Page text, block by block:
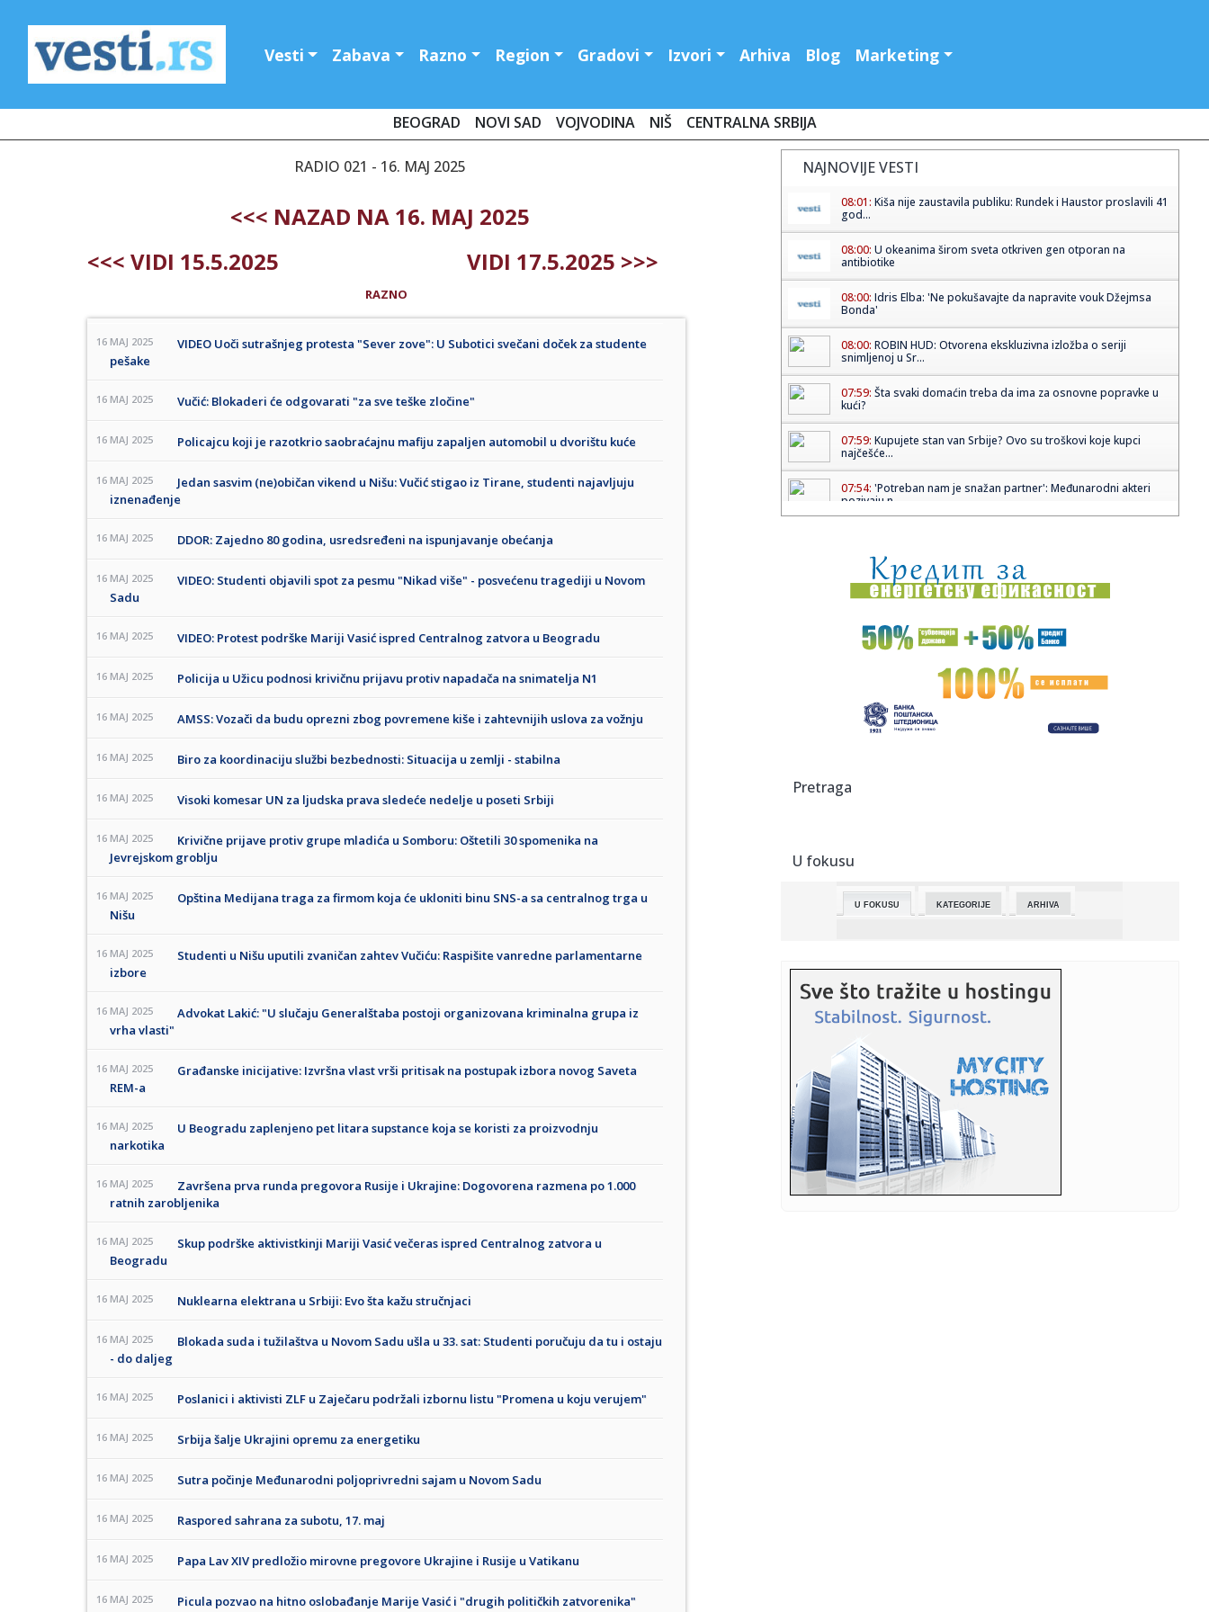
Vesti Zabava Razno Region Gradovi Izvori Arhiva Blog Marketing
BEOGRAD NOVI SAD VOJVODINA NIŠ CENTRALNA SRBIJA
RADIO 021 - 16. MAJ 2025
<<< NAZAD NA 16. MAJ 2025
<<< VIDI 15.5.2025
VIDI 17.5.2025 >>>
RAZNO
16 MAJ 2025
VIDEO Uoči sutrašnjeg protesta "Sever zove": U Subotici svečani doček za studente
pešake
16 MAJ 2025 Vučić: Blokaderi će odgovarati "za sve teške zločine"
16 MAJ 2025 Policajcu koji je razotkrio saobraćajnu mafiju zapaljen automobil u dvorištu kuće
16 MAJ 2025
Jedan sasvim (ne)običan vikend u Nišu: Vučić stigao iz Tirane, studenti najavljuju
iznenađenje
16 MAJ 2025 DDOR: Zajedno 80 godina, usredsređeni na ispunjavanje obećanja
16 MAJ 2025
VIDEO: Studenti objavili spot za pesmu "Nikad više" - posvećenu tragediji u Novom
Sadu
16 MAJ 2025 VIDEO: Protest podrške Mariji Vasić ispred Centralnog zatvora u Beogradu
16 MAJ 2025 Policija u Užicu podnosi krivičnu prijavu protiv napadača na snimatelja N1
16 MAJ 2025 AMSS: Vozači da budu oprezni zbog povremene kiše i zahtevnijih uslova za vožnju
16 MAJ 2025 Biro za koordinaciju službi bezbednosti: Situacija u zemlji - stabilna
16 MAJ 2025 Visoki komesar UN za ljudska prava sledeće nedelje u poseti Srbiji
16 MAJ 2025
Krivične prijave protiv grupe mladića u Somboru: Oštetili 30 spomenika na
Jevrejskom groblju
16 MAJ 2025
Opština Medijana traga za firmom koja će ukloniti binu SNS-a sa centralnog trga u
Nišu
16 MAJ 2025
Studenti u Nišu uputili zvaničan zahtev Vučiću: Raspišite vanredne parlamentarne
izbore
16 MAJ 2025
Advokat Lakić: "U slučaju Generalštaba postoji organizovana kriminalna grupa iz
vrha vlasti"
16 MAJ 2025
Građanske inicijative: Izvršna vlast vrši pritisak na postupak izbora novog Saveta
REM-a
16 MAJ 2025
U Beogradu zaplenjeno pet litara supstance koja se koristi za proizvodnju
narkotika
16 MAJ 2025
Završena prva runda pregovora Rusije i Ukrajine: Dogovorena razmena po 1.000
ratnih zarobljenika
16 MAJ 2025
Skup podrške aktivistkinji Mariji Vasić večeras ispred Centralnog zatvora u
Beogradu
16 MAJ 2025 Nuklearna elektrana u Srbiji: Evo šta kažu stručnjaci
16 MAJ 2025
Blokada suda i tužilaštva u Novom Sadu ušla u 33. sat: Studenti poručuju da tu i ostaju
- do daljeg
16 MAJ 2025 Poslanici i aktivisti ZLF u Zaječaru podržali izbornu listu "Promena u koju verujem"
16 MAJ 2025 Srbija šalje Ukrajini opremu za energetiku
16 MAJ 2025 Sutra počinje Međunarodni poljoprivredni sajam u Novom Sadu
16 MAJ 2025 Raspored sahrana za subotu, 17. maj
16 MAJ 2025 Papa Lav XIV predložio mirovne pregovore Ukrajine i Rusije u Vatikanu
16 MAJ 2025 Picula pozvao na hitno oslobađanje Marije Vasić i "drugih političkih zatvorenika"
NAJNOVIJE VESTI
08:01: Kiša nije zaustavila publiku: Rundek i Haustor proslavili 41
god...
08:00: U okeanima širom sveta otkriven gen otporan na
antibiotike
08:00: Idris Elba: 'Ne pokušavajte da napravite vouk Džejmsa
Bonda'
08:00: ROBIN HUD: Otvorena ekskluzivna izložba o seriji
snimljenoj u Sr...
07:59: Šta svaki domaćin treba da ima za osnovne popravke u
kući?
07:59: Kupujete stan van Srbije? Ovo su troškovi koje kupci
najčešće...
07:54: 'Potreban nam je snažan partner': Međunarodni akteri
pozivaju n...
07:42:Subaru ne odustaje od manuelnog mjenjača
07:42:Olise het trikom najavio moćnu Francusku na SP
Drama kod Ormuskog moreuza: Srušio se američki Apač
07:42:Istorijski dolazak i zvižduci za Trampa (VIDEO)
reprezentati...
07:42:
07:42: Od promašaja do heroja: Vembanjama dominirao (VIDEO)
07:39:Evo, samo što nije: Tramp 37 puta tvrdio da će uskoro biti
zavr...
07:38:16. Новосадско дечије лето “Планета ...
07:31:VIDEO: Velika bela ajkula prvi put snimljena pod vodom u
Sredozem...
07:28:Najmanje tri osobe poginule, šest povređeno u ruskom
napadu na ...
Pretraga
U fokusu
U FOKUSU KATEGORIJE ARHIVA